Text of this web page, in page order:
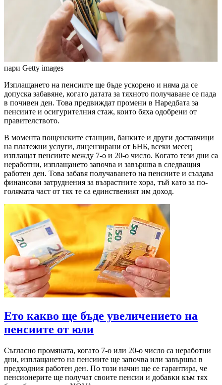
пари Getty images
Изплащането на пенсиите ще бъде ускорено и няма да се
допуска забавяне, когато датата за тяхното получаване се пада
в почивен ден. Това предвиждат промени в Наредбата за
пенсиите и осигурителния стаж, които бяха одобрени от
правителството.
В момента пощенските станции, банките и други доставчици
на платежни услуги, лицензирани от БНБ, всеки месец
изплащат пенсиите между 7-о и 20-о число. Когато тези дни са
неработни, изплащането започва и завършва в следващия
работен ден. Това забавя получаването на пенсиите и създава
финансови затруднения за възрастните хора, тъй като за по-
голямата част от тях те са единственият им доход.
Ето какво ще бъде увеличението на
пенсиите от юли
Съгласно промяната, когато 7-о или 20-о число са неработни
дни, изплащането на пенсиите ще започва или завършва в
предходния работен ден. По този начин ще се гарантира, че
пенсионерите ще получат своите пенсии и добавки към тях